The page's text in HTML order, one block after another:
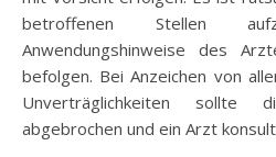
betroffenen Stellen
Anwendungshinweise des
befolgen. Bei Anzeichen von
Unverträglichkeiten sollte
abgebrochen und ein Arzt